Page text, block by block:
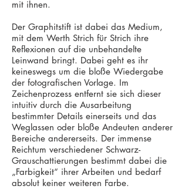
mit ihnen.
Der Graphitstift ist dabei das Medium,
mit dem Werth Strich für Strich ihre
Reflexionen auf die unbehandelte
Leinwand bringt. Dabei geht es ihr
keineswegs um die bloße Wiedergabe
der fotografischen Vorlage. Im
Zeichenprozess entfernt sie sich dieser
intuitiv durch die Ausarbeitung
bestimmter Details einerseits und das
Weglassen oder bloße Andeuten anderer
Bereiche andererseits. Der immense
Reichtum verschiedener Schwarz-
Grauschattierungen bestimmt dabei die
„Farbigkeit“ ihrer Ar­beiten und bedarf
absolut keiner weiteren Farbe.